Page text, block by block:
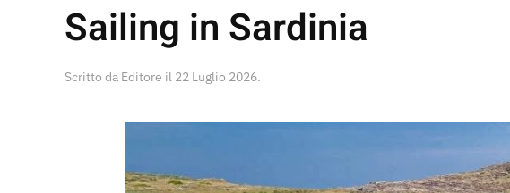
Sailing in Sardinia
Scritto da Editore il 22 Luglio 2026.